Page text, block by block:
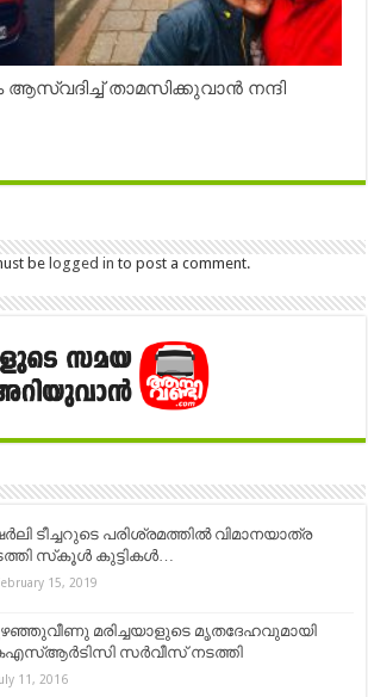
താമസിക്കുവാൻ നന്ദി
be logged in to post a comment.
ടീച്ചറുടെ പരിശ്രമത്തിൽ വിമാനയാത്ര
സ്‌കൂൾ കുട്ടികൾ…
15, 2019
മരിച്ചയാളുടെ മൃതദേഹവുമായി
സർവീസ് നടത്തി
July 11, 2016